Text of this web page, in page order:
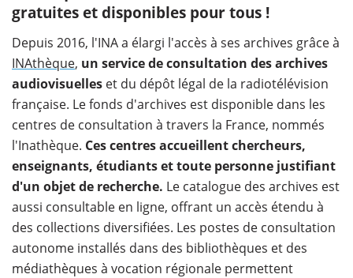
gratuites et disponibles pour tous !
Depuis 2016, l'INA a élargi l'accès à ses archives grâce à
INAthèque, un service de consultation des archives
audiovisuelles et du dépôt légal de la radiotélévision
française. Le fonds d'archives est disponible dans les
centres de consultation à travers la France, nommés
l'Inathèque. Ces centres accueillent chercheurs,
enseignants, étudiants et toute personne justifiant
d'un objet de recherche. Le catalogue des archives est
aussi consultable en ligne, offrant un accès étendu à
des collections diversifiées. Les postes de consultation
autonome installés dans des bibliothèques et des
médiathèques à vocation régionale permettent